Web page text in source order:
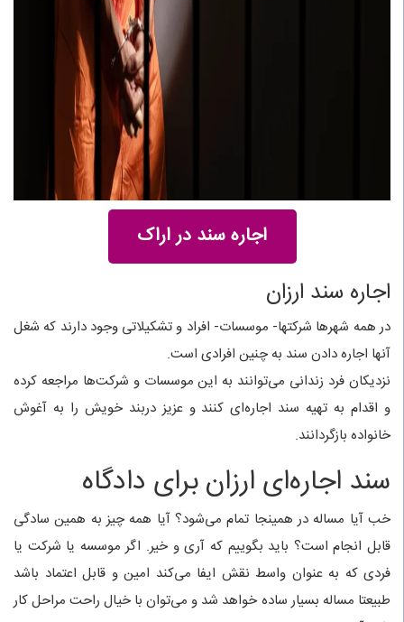
اجاره سند در اراک
اجاره سند ارزان
در همه شهرها شرکتها- موسسات- افراد و تشکیلاتی وجود دارند که شغل
آنها اجاره دادن سند به چنین افرادی است.
نزدیکان فرد زندانی می‌توانند به این موسسات و شرکت‌ها مراجعه کرده
و اقدام به تهیه سند اجاره‌ای کنند و عزیز دربند خویش را به آغوش
خانواده بازگردانند.
سند اجاره‌ای ارزان برای دادگاه
خب آیا مساله در همینجا تمام می‌شود؟ آیا همه چیز به همین سادگی
قابل انجام است؟ باید بگوییم که آری و خیر. اگر موسسه یا شرکت یا
فردی که به عنوان واسط نقش ایفا می‌کند امین و قابل اعتماد باشد
طبیعتا مساله بسیار ساده خواهد شد و می‌توان با خیال راحت مراحل کار